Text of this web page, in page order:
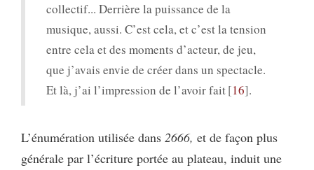
collectif... Derrière la puissance de la
musique, aussi. C’est cela, et c’est la tension
entre cela et des moments d’acteur, de jeu,
que j’avais envie de créer dans un spectacle.
Et là, j’ai l’impression de l’avoir fait 16 .
L’énumération utilisée dans 2666, et de façon plus
générale par l’écriture portée au plateau, induit une